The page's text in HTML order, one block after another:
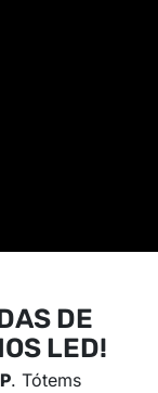
DE
LED!
. Tótems